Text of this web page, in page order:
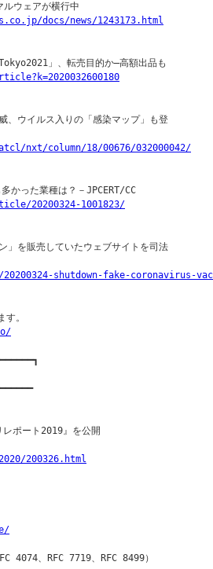
ウェアが横行中
docs/news/1243173.html
」、転売目的か―高額出品も
、ウイルス入りの「感染マップ」も登
nxt/column/18/00676/032000042/
かった業種は？－JPCERT/CC
20200324-1001823/
」を販売していたウェブサイトを司法
shutdown-fake-coronavirus-
。
ポート2019』を公開
200326.html
4074、RFC 7719、RFC 8499）